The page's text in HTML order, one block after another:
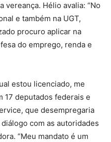
Hélio avalia: “No
e também na UGT,
procuro aplicar na
do emprego, renda e
estou licenciado, me
17 deputados federais e
que desempregaria
com as autoridades
“Meu mandato é um